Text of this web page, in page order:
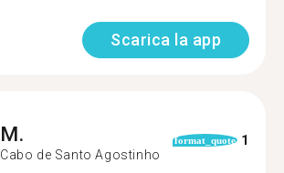
Scarica la app
M.
Cabo de Santo Agostinho
format_quote 1